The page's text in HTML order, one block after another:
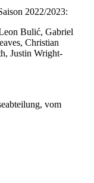
2022/2023:
Bulić, Gabriel
Christian
Justin Wright-
vom